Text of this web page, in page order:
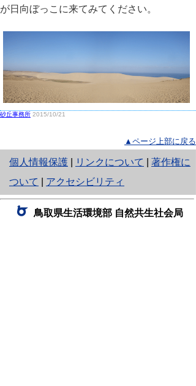
が日向ぼっこに来てみてください。
砂丘事務所 2015/10/21
▲ページ上部に戻る
個人情報保護
と
り
ネ
ッ
リンクについて
著作権に
ついて
アクセシビリティ
鳥取県生活環境部 自然共生社会局